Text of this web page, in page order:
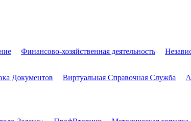
Финансово-хозяйственная деятельность
Документов Виртуальная Справочная Служба